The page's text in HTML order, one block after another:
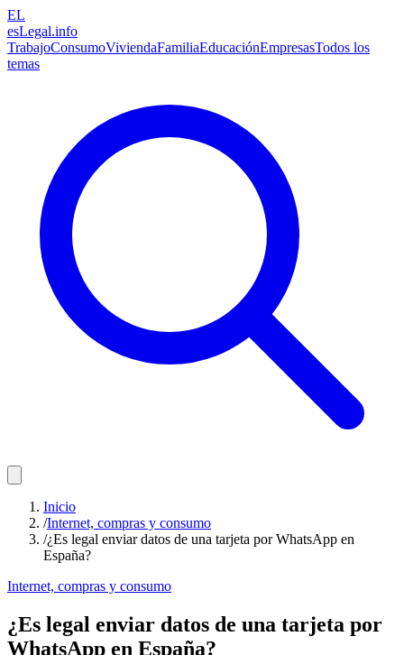
EL
esLegal.info
TrabajoConsumoViviendaFamiliaEducaciónEmpresasTodos los
temas
Inicio
/Internet, compras y consumo
/¿Es legal enviar datos de una tarjeta por WhatsApp en
España?
Internet, compras y consumo
¿Es legal enviar datos de una tarjeta por
WhatsApp en España?